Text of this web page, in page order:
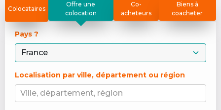
Colocataires
Offre une
colocation
Co-
acheteurs
Biens à
coacheter
Pays ?
Localisation par ville, département ou région
Ville, département, région